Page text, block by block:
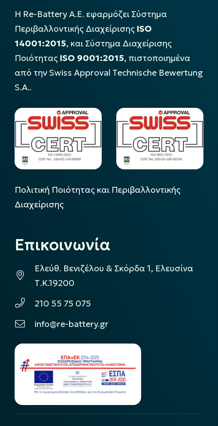
Η Re-Battery Α.Ε. εφαρμόζει Σύστημα
Περιβαλλοντικής Διαχείρισης ISO
14001:2015, και Σύστημα Διαχείρισης
Ποιότητας ISO 9001:2015, πιστοποιημένα
από την Swiss Approval Technische Bewertung
S.A..
Πολιτική Ποιότητας και Περιβαλλοντικής
Διαχείρισης
Επικοινωνία
Ελεύθ. Βενιζέλου & Σκόρδα 1, Ελευσίνα
Τ.Κ.19200
210 55 75 075
info@re-battery.gr